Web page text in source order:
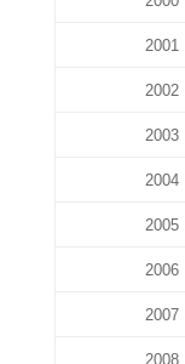
2001
2002
2003
2004
2005
2006
2007
2008